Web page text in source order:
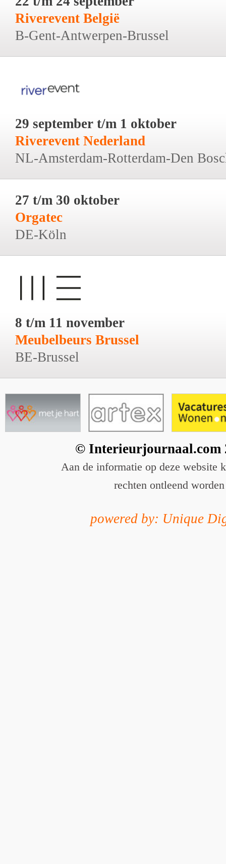
Riverevent België
B-Gent-Antwerpen-Brussel
29 september t/m 1 oktober
Riverevent Nederland
NL-Amsterdam-Rotterdam-Den
27 t/m 30 oktober
Orgatec
DE-Köln
8 t/m 11 november
Meubelbeurs Brussel
BE-Brussel
© Interieurjournaal.com
Aan de informatie op deze website
rechten ontleend worden
powered by: Unique